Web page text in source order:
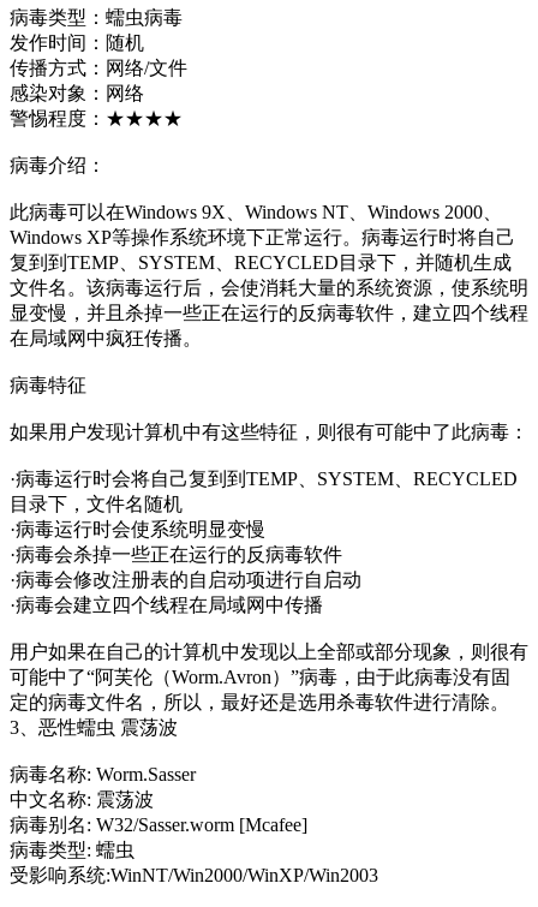
病毒类型：蠕虫病毒
发作时间：随机
传播方式：网络/文件
感染对象：网络
警惕程度：★★★★
病毒介绍：
此病毒可以在Windows 9X、Windows NT、Windows 2000、
Windows XP等操作系统环境下正常运行。病毒运行时将自己
复到到TEMP、SYSTEM、RECYCLED目录下，并随机生成
文件名。该病毒运行后，会使消耗大量的系统资源，使系统明
显变慢，并且杀掉一些正在运行的反病毒软件，建立四个线程
在局域网中疯狂传播。
病毒特征
如果用户发现计算机中有这些特征，则很有可能中了此病毒：
·病毒运行时会将自己复到到TEMP、SYSTEM、RECYCLED
目录下，文件名随机
·病毒运行时会使系统明显变慢
·病毒会杀掉一些正在运行的反病毒软件
·病毒会修改注册表的自启动项进行自启动
·病毒会建立四个线程在局域网中传播
用户如果在自己的计算机中发现以上全部或部分现象，则很有
可能中了“阿芙伦（Worm.Avron）”病毒，由于此病毒没有固
定的病毒文件名，所以，最好还是选用杀毒软件进行清除。
3、恶性蠕虫 震荡波
病毒名称: Worm.Sasser
中文名称: 震荡波
病毒别名: W32/Sasser.worm [Mcafee]
病毒类型: 蠕虫
受影响系统:WinNT/Win2000/WinXP/Win2003